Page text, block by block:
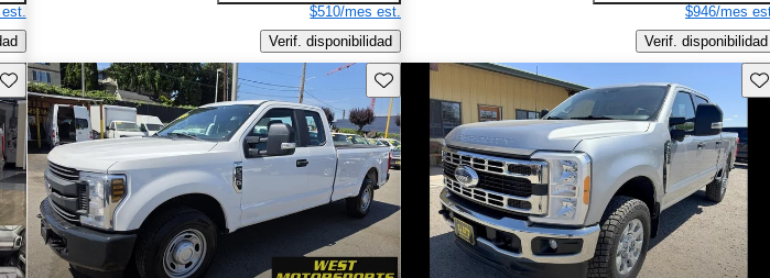
$510/mes est.
Verif. disponibilidad
$946/mes
Verif. disponibilidad
Guarda este Aviso Guarda este Aviso